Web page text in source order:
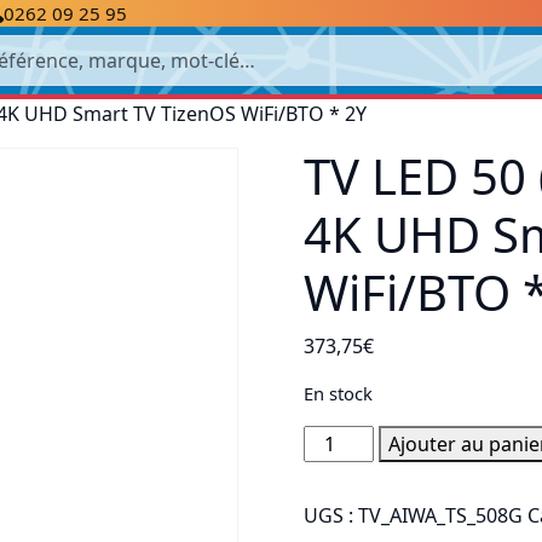
0262 09 25 95
UHD Smart TV TizenOS WiFi/BTO * 2Y
TV LED
4K UHD
WiFi/BTO
373,75€
En stock
quantité
de
LED
Ajouter au
UGS : TV_AIWA_TS_508G